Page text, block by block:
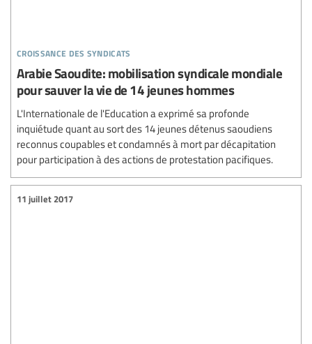
croissance des syndicats
Arabie Saoudite: mobilisation syndicale mondiale
pour sauver la vie de 14 jeunes hommes
L'Internationale de l'Education a exprimé sa profonde
inquiétude quant au sort des 14 jeunes détenus saoudiens
reconnus coupables et condamnés à mort par décapitation
pour participation à des actions de protestation pacifiques.
11 juillet 2017